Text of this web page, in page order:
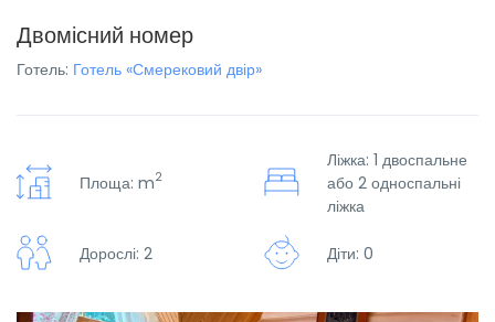
Двомісний номер
Готель: Готель «Смерековий двір»
Площа: m2
Ліжка: 1 двоспальне
або 2 односпальні
ліжка
Дорослі: 2 Діти: 0